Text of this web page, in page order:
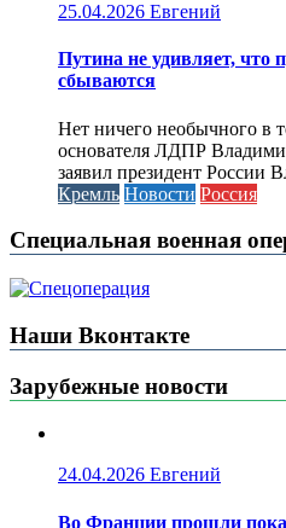
25.04.2026 Евгений
Путина не удивляет, что
сбываются
Нет ничего необычного в
основателя ЛДПР
заявил президент России
Кремль Новости Россия
Специальная военная
Наши Вконтакте
Зарубежные новости
24.04.2026 Евгений
Во Франции прошли